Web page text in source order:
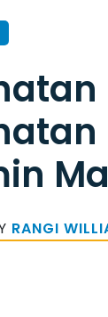
Ma
RANGI